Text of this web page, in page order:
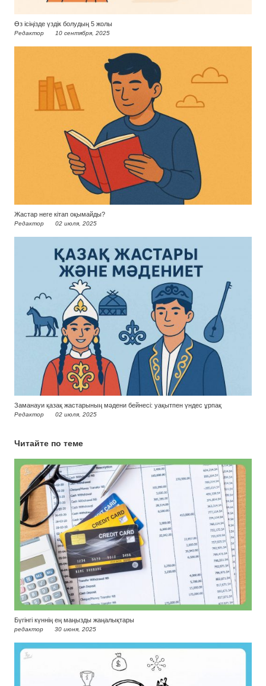
Өз ісіңізде үздік болудың 5 жолы
Редактор 10 сентября, 2025
Жастар неге кітап оқымайды?
Редактор 02 июля, 2025
Заманауи қазақ жастарының мәдени бейнесі: уақытпен үндес ұрпақ
Редактор 02 июля, 2025
Читайте по теме
Бүгінгі күннің ең маңызды жаңалықтары
редактор 30 июня, 2025